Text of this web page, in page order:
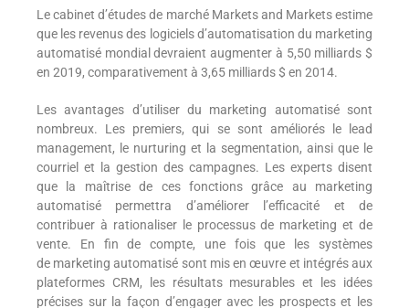
Le cabinet d’études de marché Markets and Markets estime
que les revenus des logiciels d’automatisation du marketing
automatisé mondial devraient augmenter à 5,50 milliards $
en 2019, comparativement à 3,65 milliards $ en 2014.
Les avantages d’utiliser du marketing automatisé sont
nombreux. Les premiers, qui se sont améliorés le lead
management, le nurturing et la segmentation, ainsi que le
courriel et la gestion des campagnes. Les experts disent
que la maîtrise de ces fonctions grâce au marketing
automatisé permettra d’améliorer l’efficacité et de
contribuer à rationaliser le processus de marketing et de
vente. En fin de compte, une fois que les systèmes
de marketing automatisé sont mis en œuvre et intégrés aux
plateformes CRM, les résultats mesurables et les idées
précises sur la façon d’engager avec les prospects et les